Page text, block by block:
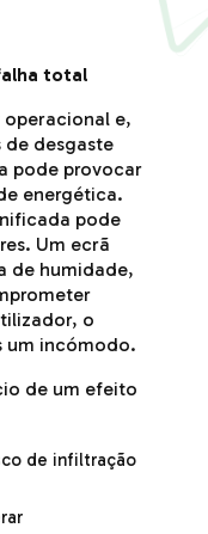
total
e,
de desgaste
pode provocar
energética.
pode
Um ecrã
de humidade,
o
um incómodo.
de um efeito
de infiltração